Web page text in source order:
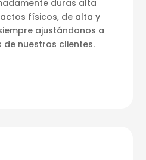
duras alta
físicos, de alta y
ajustándonos a
de nuestros clientes.